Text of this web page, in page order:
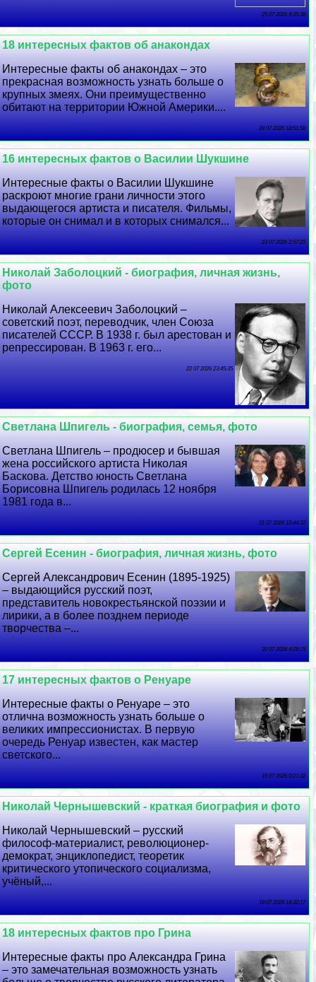
25 07 2026 9:35:38
18 интересных фактов об анакондах
Интересные факты об анакондах – это
прекрасная возможность узнать больше о
крупных змеях. Они преимущественно
обитают на территории Южной Америки....
24 07 2026 18:51:58
16 интересных фактов о Василии Шукшине
Интересные факты о Василии Шукшине
раскроют многие грани личности этого
выдающегося артиста и писателя. Фильмы,
которые он снимал и в которых снимался...
23 07 2026 2:57:25
Николай Заболоцкий - биография, личная жизнь,
фото
Николай Алексеевич Заболоцкий –
советский поэт, переводчик, члeн Союза
писателей СССР. В 1938 г. был арестован и
репрессирован. В 1963 г. его...
22 07 2026 23:45:35
Светлана Шпигель - биография, семья, фото
Светлана Шпигель – продюсер и бывшая
жена российского артиста Николая
Баскова. Детство юность Светлана
Борисовна Шпигель родилась 12 ноября
1981 года в...
21 07 2026 10:44:32
Сергeй Есенин - биография, личная жизнь, фото
Сергeй Александрович Есенин (1895-1925)
– выдающийся русский поэт,
представитель новокрестьянской поэзии и
лирики, а в более позднем периоде
творчества –...
20 07 2026 4:28:15
17 интересных фактов о Ренуаре
Интересные факты о Ренуаре – это
отлична возможность узнать больше о
великих импрессионистах. В первую
очередь Ренуар известен, как мастер
светского...
19 07 2026 0:21:32
Николай Чернышевский - краткая биография и фото
Николай Чернышевский – русский
философ-материалист, революционер-
демократ, энциклопедист, теоретик
критического утопического социализма,
учёный,...
18 07 2026 14:32:17
18 интересных фактов про Грина
Интересные факты про Александра Грина
– это замечательная возможность узнать